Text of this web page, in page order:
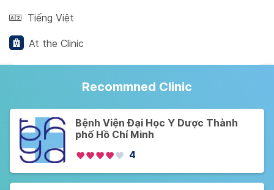
Tiếng Việt
At the Clinic
Recommned Clinic
Bệnh Viện Đại Học Y Dược Thành
phố Hồ Chí Minh
4